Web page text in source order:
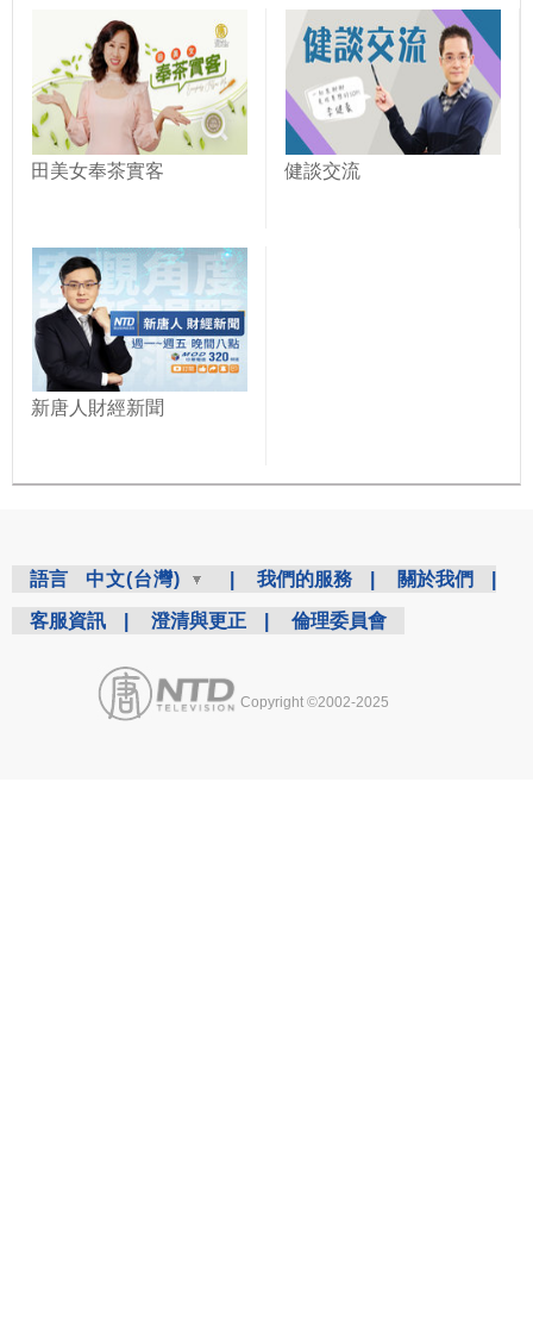
田美女奉茶實客 健談交流
新唐人財經新聞
語言 中文(台灣) 我們的服務 關於我們
客服資訊 澄清與更正 倫理委員會
Copyright ©2002-2025